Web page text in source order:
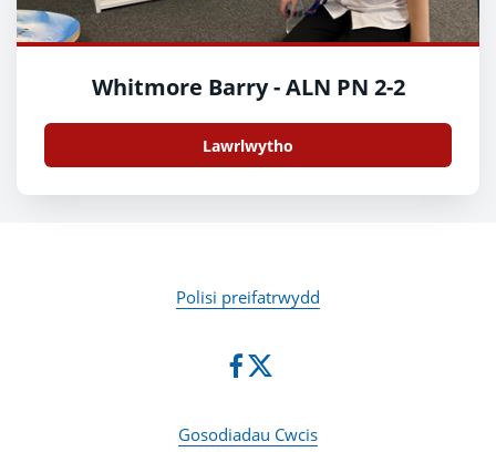
Whitmore Barry - ALN PN 2-2
Lawrlwytho
Polisi preifatrwydd
Gosodiadau Cwcis